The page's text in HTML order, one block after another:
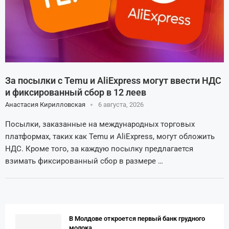
За посылки с Temu и AliExpress могут ввести НДС
и фиксированный сбор в 12 леев
Анастасия Кирилловская 6 августа, 2026
Посылки, заказанные на международных торговых
платформах, таких как Temu и AliExpress, могут обложить
НДС. Кроме того, за каждую посылку предлагается
взимать фиксированный сбор в размере …
В Молдове откроется первый банк грудного